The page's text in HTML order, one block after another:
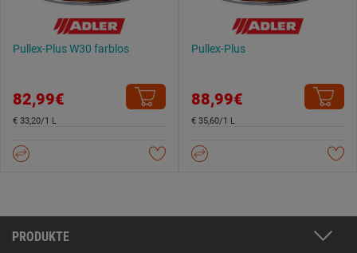
Pullex-Plus W30 farblos
82,99€
€ 33,20/1 L
Pullex-Plus
88,99€
€ 35,60/1 L
PRODUKTE